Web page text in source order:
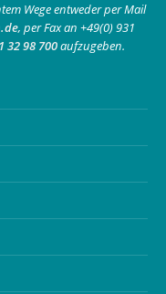
Wege entweder per Mail
, per Fax an +49(0) 931
32 98 700aufzugeben.